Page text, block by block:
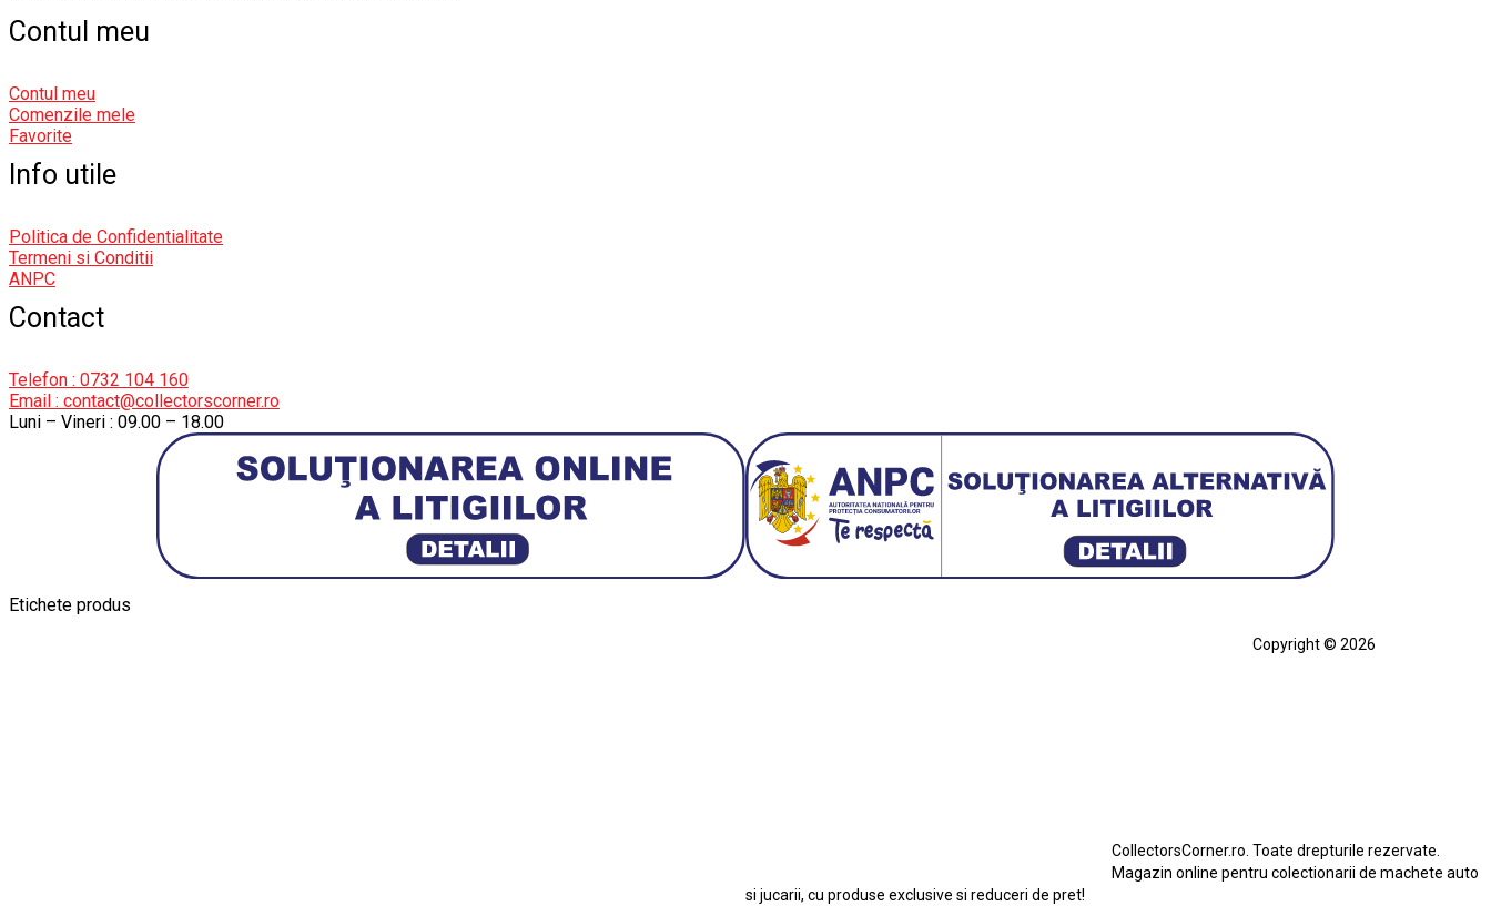
Contul meu
Contul meu
Comenzile mele
Favorite
Info utile
Politica de Confidentialitate
Termeni si Conditii
ANPC
Contact
Telefon : 0732 104 160
Email : contact@collectorscorner.ro
Luni – Vineri : 09.00 – 18.00
Etichete produs
Copyright © 2026
CollectorsCorner.ro. Toate drepturile rezervate.
Magazin online pentru colectionarii de machete auto
si jucarii, cu produse exclusive si reduceri de pret!